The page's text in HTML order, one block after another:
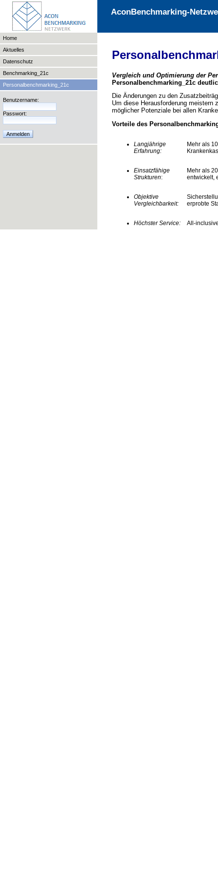
AconBenchmarking-
Home
Aktuelles
Datenschutz
Benchmarking_21c
Personalbenchmarking_21c
Benutzername:
Passwort:
Vergleich und Optimierung der
Personalbenchmarking_21c
Die Änderungen zu den
Um diese Herausforderung
möglicher Potenziale bei allen
Vorteile des
Langjährige
Erfahrung:
Mehr als
Einsatzfähige
Strukturen:
Mehr als
entwickelt,
Objektive
Vergleichbarkeit:
erprobte
Höchster Service: All-